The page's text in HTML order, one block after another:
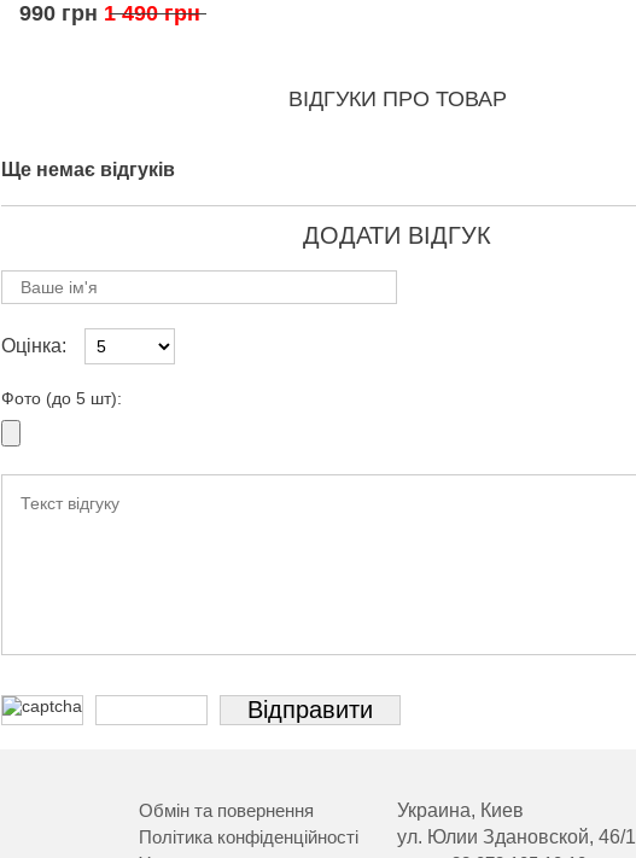
990 грн 1 490 грн
ВІДГУКИ ПРО ТОВАР
Ще немає відгуків
ДОДАТИ ВІДГУК
Оцінка:
Фото (до 5 шт):
Обмін та повернення
Політика конфіденційності
Украина, Киев
ул. Юлии Здановской, 46/1